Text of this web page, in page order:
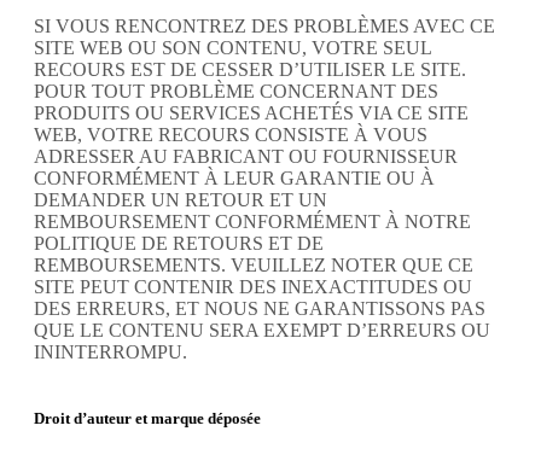
SI VOUS RENCONTREZ DES PROBLÈMES AVEC CE
SITE WEB OU SON CONTENU, VOTRE SEUL
RECOURS EST DE CESSER D’UTILISER LE SITE.
POUR TOUT PROBLÈME CONCERNANT DES
PRODUITS OU SERVICES ACHETÉS VIA CE SITE
WEB, VOTRE RECOURS CONSISTE À VOUS
ADRESSER AU FABRICANT OU FOURNISSEUR
CONFORMÉMENT À LEUR GARANTIE OU À
DEMANDER UN RETOUR ET UN
REMBOURSEMENT CONFORMÉMENT À NOTRE
POLITIQUE DE RETOURS ET DE
REMBOURSEMENTS. VEUILLEZ NOTER QUE CE
SITE PEUT CONTENIR DES INEXACTITUDES OU
DES ERREURS, ET NOUS NE GARANTISSONS PAS
QUE LE CONTENU SERA EXEMPT D’ERREURS OU
ININTERROMPU.
Droit d’auteur et marque déposée